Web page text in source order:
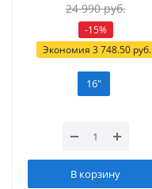
24 990руб.
-15%
Экономия 3 748.50руб.
16"
В корзину